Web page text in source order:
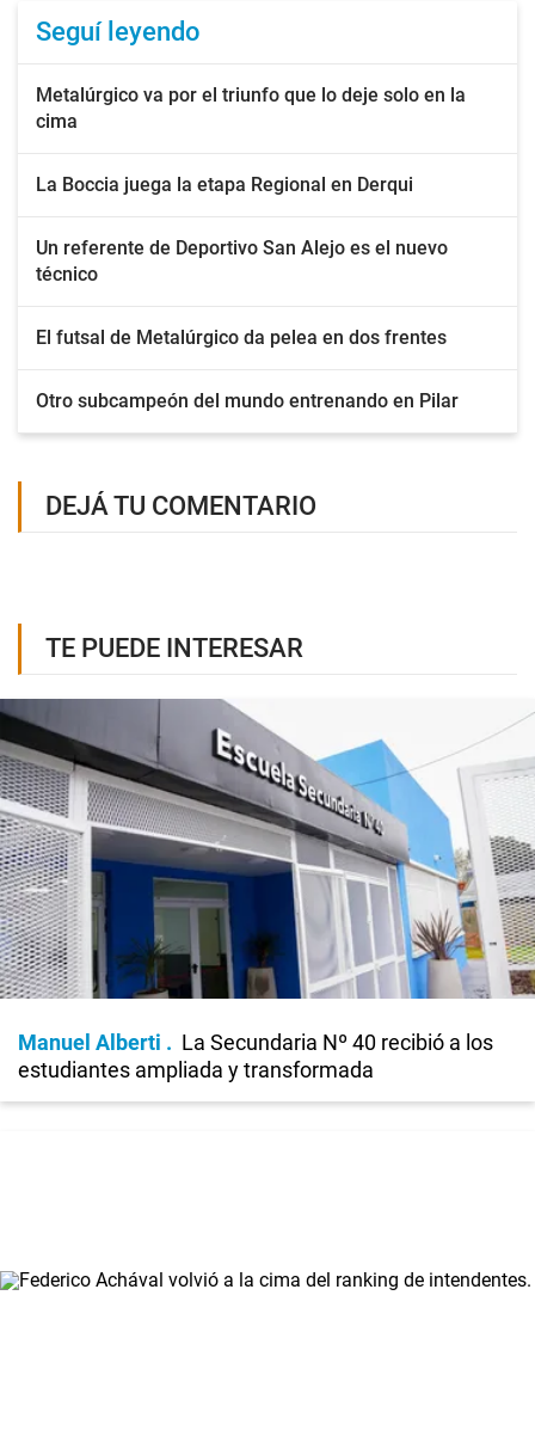
Seguí leyendo
Metalúrgico va por el triunfo que lo deje solo en la
cima
La Boccia juega la etapa Regional en Derqui
Un referente de Deportivo San Alejo es el nuevo
técnico
El futsal de Metalúrgico da pelea en dos frentes
Otro subcampeón del mundo entrenando en Pilar
DEJÁ TU COMENTARIO
TE PUEDE INTERESAR
Manuel Alberti
La Secundaria Nº 40 recibió a los
estudiantes ampliada y transformada